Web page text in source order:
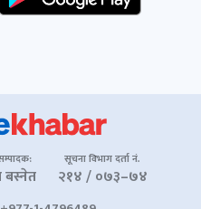
बस्नेत
सूचना विभाग दर्ता नं.
२१४ / ०७३–७४